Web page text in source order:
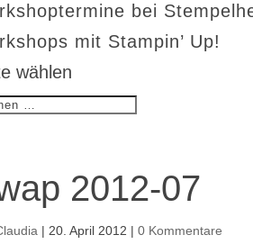
bei
mit Stampin’ Up!
wählen
2012-07
| 20. April 2012 |0 Kommentare